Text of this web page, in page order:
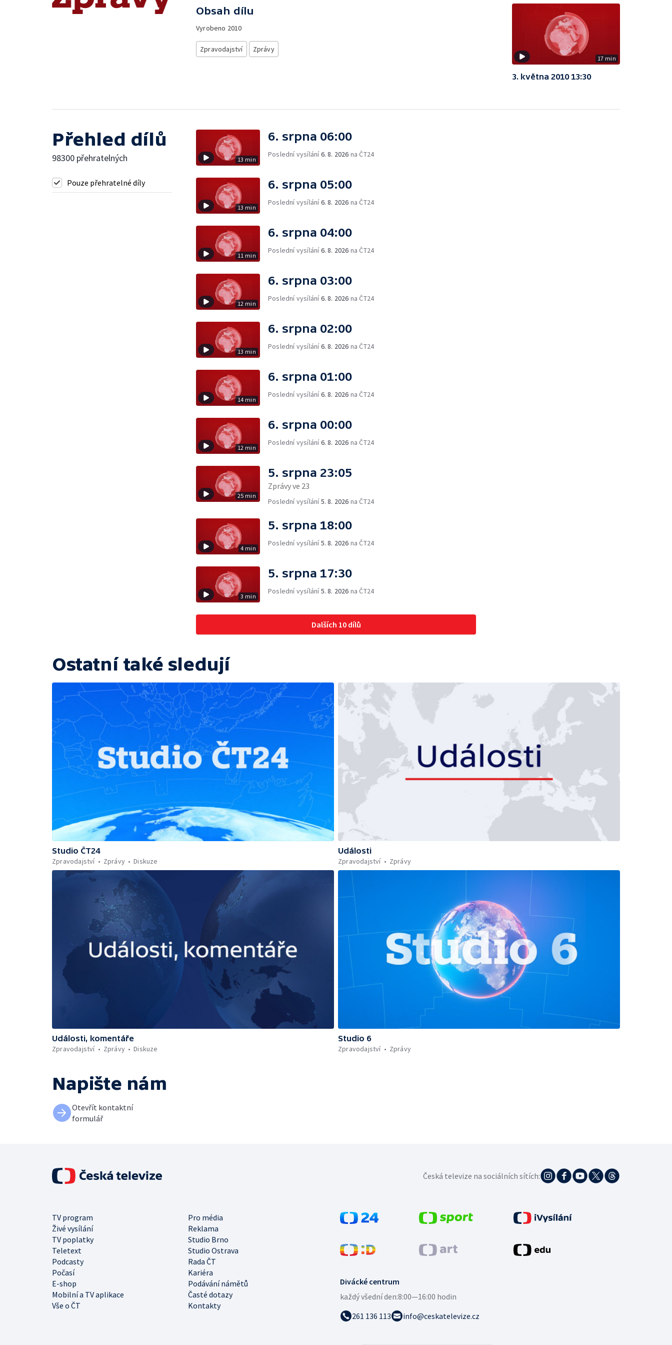
Obsah dílu
Vyrobeno 2010
Zpravodajství Zprávy
17 min
3. května 2010 13:30
Přehled dílů
98300 přehratelných
Pouze přehratelné díly
13 min
6. srpna 06:00
Poslední vysílání6. 8. 2026 na ČT24
13 min
6. srpna 05:00
Poslední vysílání6. 8. 2026 na ČT24
11 min
6. srpna 04:00
Poslední vysílání6. 8. 2026 na ČT24
12 min
6. srpna 03:00
Poslední vysílání6. 8. 2026 na ČT24
13 min
6. srpna 02:00
Poslední vysílání6. 8. 2026 na ČT24
14 min
6. srpna 01:00
Poslední vysílání6. 8. 2026 na ČT24
12 min
6. srpna 00:00
Poslední vysílání6. 8. 2026 na ČT24
25 min
5. srpna 23:05
Zprávy ve 23
Poslední vysílání5. 8. 2026 na ČT24
4 min
5. srpna 18:00
Poslední vysílání5. 8. 2026 na ČT24
3 min
5. srpna 17:30
Poslední vysílání5. 8. 2026 na ČT24
Dalších 10 dílů
Ostatní také sledují
Studio ČT24
Zpravodajství
Zprávy Diskuze
Události
Zpravodajství
Zprávy
Události, komentáře
Zpravodajství
Zprávy Diskuze
Studio 6
Zpravodajství
Zprávy
Napište nám
Otevřít kontaktní
formulář
Divácké centrum
každý všední den:8:00—16:00 hodin
261 136 113
info@ceskatelevize.cz
TV program
Pro média
Živé vysílání
Reklama
TV poplatky
Studio Brno
Teletext
Studio Ostrava
Podcasty
Rada ČT
Počasí
Kariéra
E-shop
Podávání námětů
Mobilní a TV aplikace
Časté dotazy
Vše o ČT
Kontakty
Česká televize na sociálních sítích: